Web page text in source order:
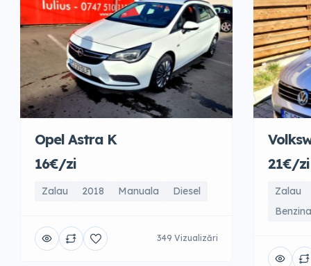
Opel Astra K
16€/zi
Zalau 2018 Manuala Diesel
349 Vizualizări
21€/zi
Zalau
Benzina